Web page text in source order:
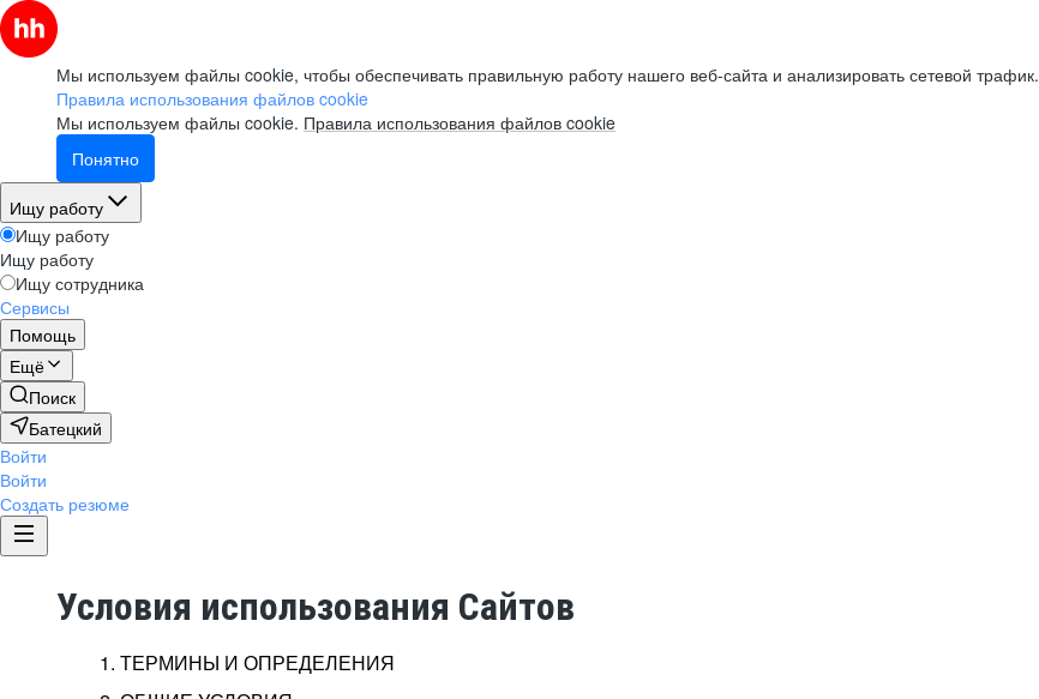
Мы используем файлы cookie, чтобы обеспечивать правильную работу нашего веб-сайта и анализировать сетевой трафик.
Правила использования файлов cookie
Мы используем файлы cookie. Правила использования файлов cookie
Понятно
Ищу работу
Ищу работу
Ищу работу
Ищу сотрудника
Сервисы
Помощь
Ещё
Поиск
Батецкий
Войти
Войти
Создать резюме
Условия использования Сайтов
1. ТЕРМИНЫ И ОПРЕДЕЛЕНИЯ